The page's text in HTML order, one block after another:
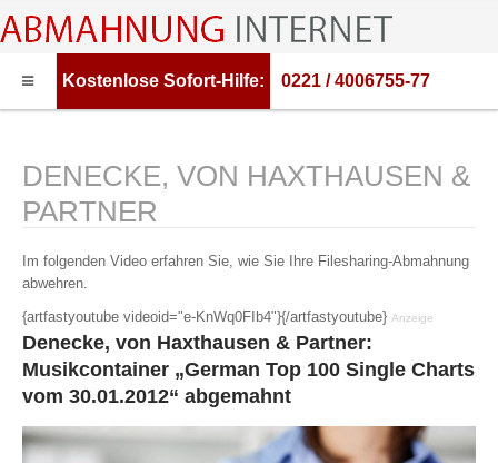
HOME
ABMAHNWARNER
ABMAHNUNG FILESHARING
RECHTSBERATUNG
Kostenlose Sofort-Hilfe: 0221 / 4006755-77
DENECKE, VON HAXTHAUSEN &
PARTNER
Im folgenden Video erfahren Sie, wie Sie Ihre Filesharing-Abmahnung
abwehren.
{artfastyoutube videoid="e-KnWq0FIb4"}{/artfastyoutube} Anzeige
Denecke, von Haxthausen & Partner:
Musikcontainer „German Top 100 Single Charts
vom 30.01.2012“ abgemahnt